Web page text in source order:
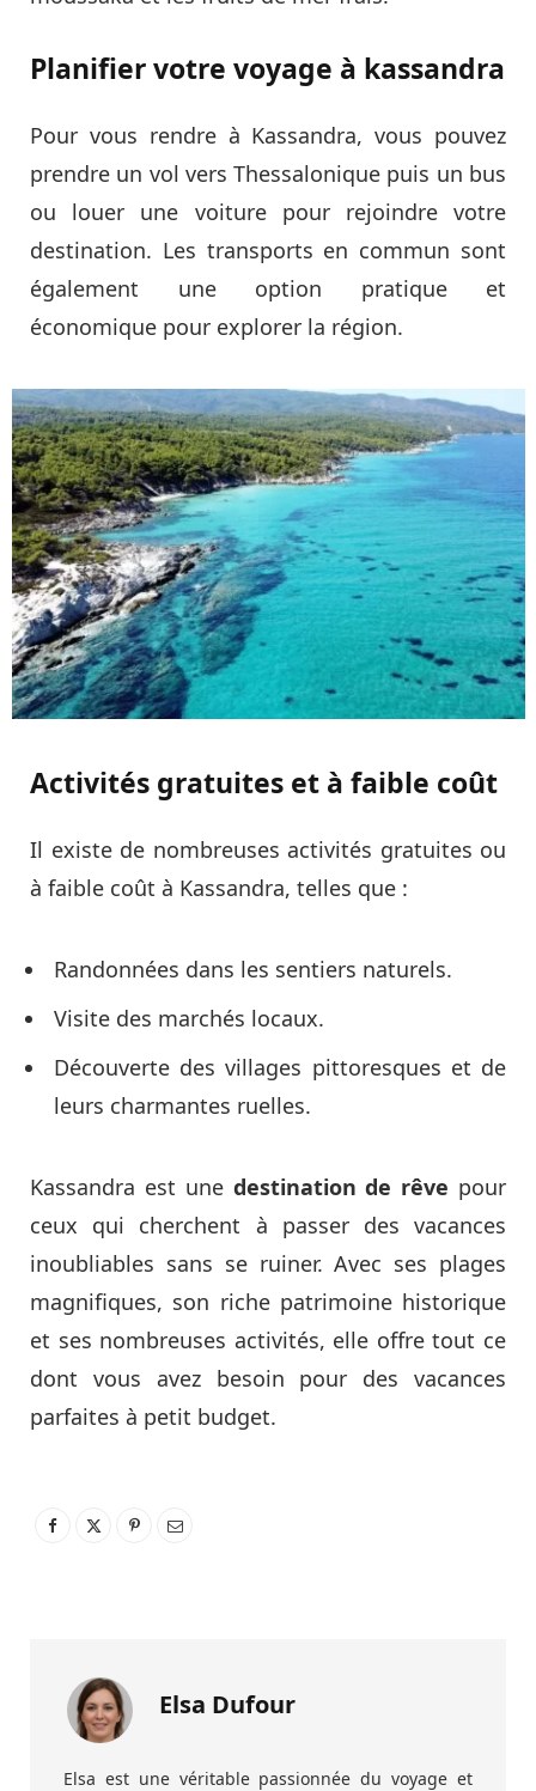
Planifier votre voyage à kassandra
Pour vous rendre à Kassandra, vous pouvez
prendre un vol vers Thessalonique puis un bus
ou louer une voiture pour rejoindre votre
destination. Les transports en commun sont
également une option pratique et
économique pour explorer la région.
Activités gratuites et à faible coût
Il existe de nombreuses activités gratuites ou
à faible coût à Kassandra, telles que :
Randonnées dans les sentiers naturels.
Visite des marchés locaux.
Découverte des villages pittoresques et de
leurs charmantes ruelles.
Kassandra est une destination de rêve pour
ceux qui cherchent à passer des vacances
inoubliables sans se ruiner. Avec ses plages
magnifiques, son riche patrimoine historique
et ses nombreuses activités, elle offre tout ce
dont vous avez besoin pour des vacances
parfaites à petit budget.
Elsa Dufour
Elsa est une véritable passionnée du voyage et